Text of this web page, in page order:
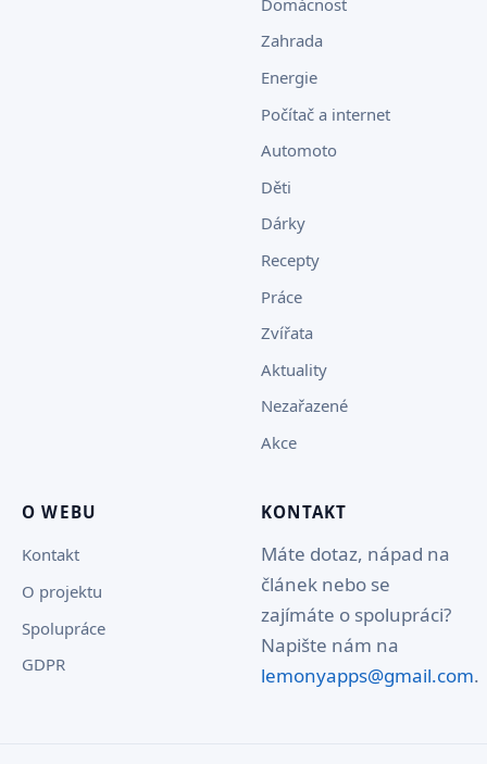
Zahrada
Energie
Počítač a internet
Automoto
Děti
Dárky
Recepty
Práce
Zvířata
Aktuality
Nezařazené
Akce
O WEBU
Kontakt
O projektu
Spolupráce
GDPR
KONTAKT
Máte dotaz, nápad na
článek nebo se
zajímáte o spolupráci?
Napište nám na
lemonyapps@gmail.com.